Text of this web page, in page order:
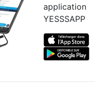
application
YESSSAPP